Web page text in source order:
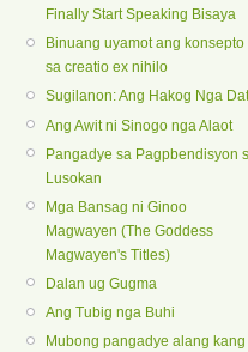
Finally Start Speaking Bisaya
Binuang uyamot ang konsepto
sa creatio ex nihilo
Sugilanon: Ang Hakog Nga
Ang Awit ni Sinogo nga Alaot
Pangadye sa Pagpbendisyon
Lusokan
Mga Bansag ni Ginoo
Magwayen (The Goddess
Magwayen's Titles)
Dalan ug Gugma
Ang Tubig nga Buhi
Mubong pangadye alang kang